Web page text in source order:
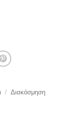
/ Διακόσμηση